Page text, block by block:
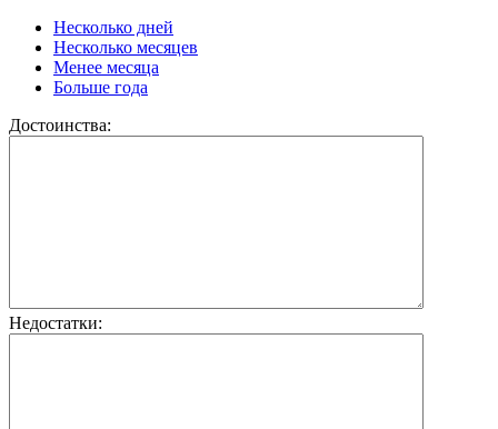
Несколько дней
Несколько месяцев
Менее месяца
Больше года
Достоинства:
Недостатки: